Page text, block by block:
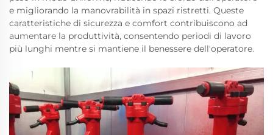
e migliorando la manovrabilità in spazi ristretti. Queste
caratteristiche di sicurezza e comfort contribuiscono ad
aumentare la produttività, consentendo periodi di lavoro
più lunghi mentre si mantiene il benessere dell'operatore.